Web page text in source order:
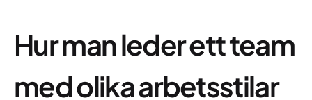
Hur man leder ett team
med olika arbetsstilar